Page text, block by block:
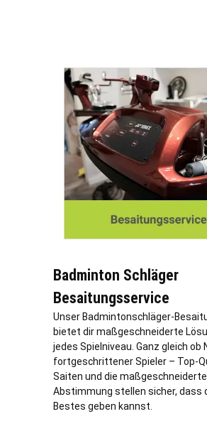
Badminton Schläger
Besaitungsservice
Unser Badmintonschläger-
bietet dir maßgeschneiderte
jedes Spielniveau. Ganz gleich ob
fortgeschrittener Spieler – Top-
Saiten und die maßgeschneiderte
Abstimmung stellen sicher, dass
Bestes geben kannst.